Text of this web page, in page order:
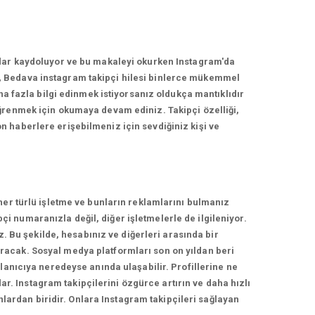
kaydoluyor ve bu makaleyi okurken Instagram'da
instagram takipçi hilesi binlerce mükemmel
fazla bilgi edinmek istiyorsanız oldukça mantıklıdır
için okumaya devam ediniz. Takipçi özelliği,
haberlere erişebilmeniz için sevdiğiniz kişi ve
türlü işletme ve bunların reklamlarını bulmanız
numaranızla değil, diğer işletmelerle de ilgileniyor.
şekilde, hesabınız ve diğerleri arasında bir
Sosyal medya platformları son on yıldan beri
neredeyse anında ulaşabilir. Profillerine ne
Instagram takipçilerini özgürce artırın ve daha hızlı
biridir. Onlara Instagram takipçileri sağlayan